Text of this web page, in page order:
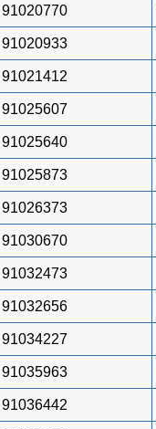
91020770
91020933
91021412
91025607
91025640
91025873
91026373
91030670
91032473
91032656
91034227
91035963
91036442